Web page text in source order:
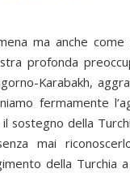
ma anche
profonda
Karabakh,
fermamente
il sostegno della
mai
della Turchia